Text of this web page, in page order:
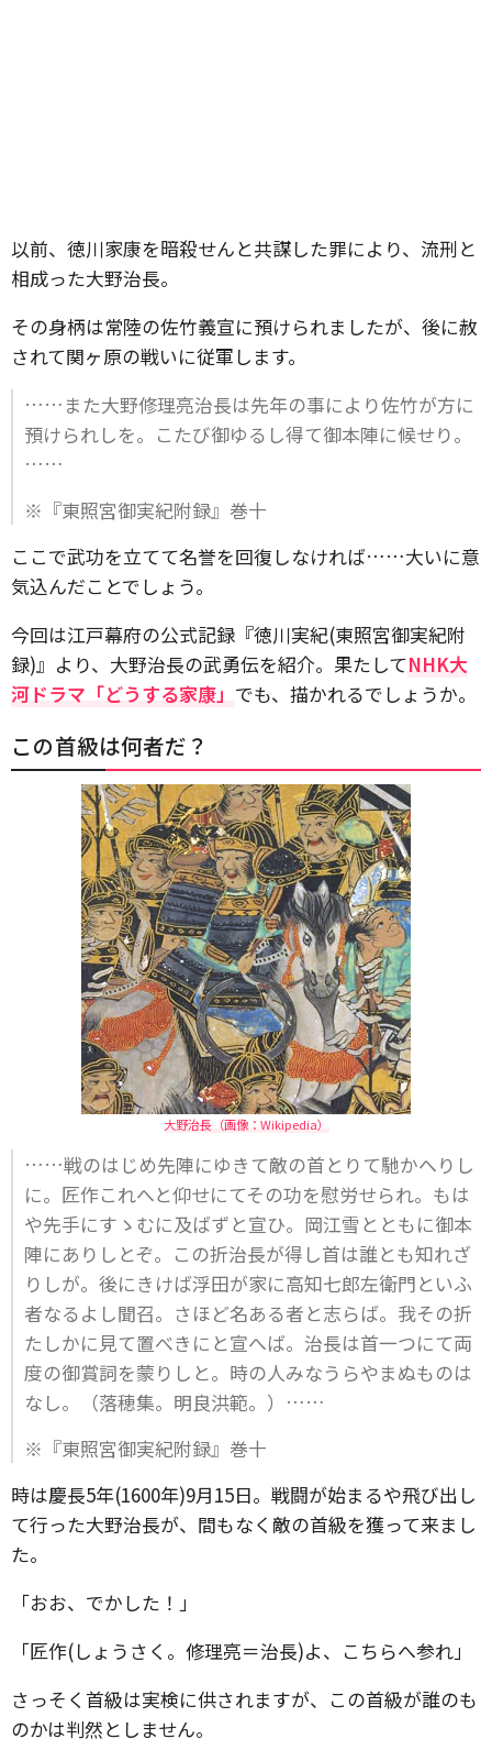
以前、徳川家康を暗殺せんと共謀した罪により、流刑と
相成った大野治長。
その身柄は常陸の佐竹義宣に預けられましたが、後に赦
されて関ヶ原の戦いに従軍します。
……また大野修理亮治長は先年の事により佐竹が方に
預けられしを。こたび御ゆるし得て御本陣に候せり。
……
※『東照宮御実紀附録』巻十
ここで武功を立てて名誉を回復しなければ……大いに意
気込んだことでしょう。
今回は江戸幕府の公式記録『徳川実紀(東照宮御実紀附
録)』より、大野治長の武勇伝を紹介。果たしてNHK大
河ドラマ「どうする家康」 でも、描かれるでしょうか。
この首級は何者だ？
大野治長（画像：Wikipedia）
……戦のはじめ先陣にゆきて敵の首とりて馳かへりし
に。匠作これへと仰せにてその功を慰労せられ。もは
や先手にすゝむに及ばずと宣ひ。岡江雪とともに御本
陣にありしとぞ。この折治長が得し首は誰とも知れざ
りしが。後にきけば浮田が家に高知七郎左衛門といふ
者なるよし聞召。さほど名ある者と志らば。我その折
たしかに見て置べきにと宣へば。治長は首一つにて両
度の御賞詞を蒙りしと。時の人みなうらやまぬものは
なし。（落穂集。明良洪範。）……
※『東照宮御実紀附録』巻十
時は慶長5年(1600年)9月15日。戦闘が始まるや飛び出し
て行った大野治長が、間もなく敵の首級を獲って来まし
た。
「おお、でかした！」
「匠作(しょうさく。修理亮＝治長)よ、こちらへ参れ」
さっそく首級は実検に供されますが、この首級が誰のも
のかは判然としません。